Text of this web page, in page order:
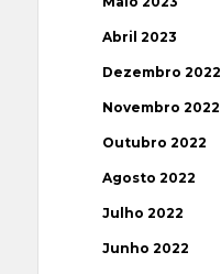
Abril 2023
Dezembro 2022
Novembro 2022
Outubro 2022
Agosto 2022
Julho 2022
Junho 2022